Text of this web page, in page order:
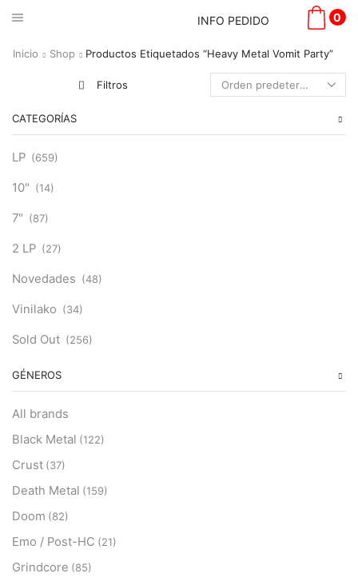
INFO PEDIDO 0
Inicio Shop Productos Etiquetados “Heavy Metal Vomit Party”
Filtros
CATEGORÍAS
LP (659)
10" (14)
7" (87)
2 LP (27)
Novedades (48)
Vinilako (34)
Sold Out (256)
GÉNEROS
All brands
Black Metal (122)
Crust (37)
Death Metal (159)
Doom (82)
Emo / Post-HC (21)
Grindcore (85)